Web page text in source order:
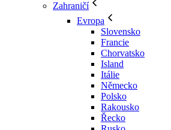
Zahraničí
Evropa
Slovensko
Francie
Chorvatsko
Island
Itálie
Německo
Polsko
Rakousko
Řecko